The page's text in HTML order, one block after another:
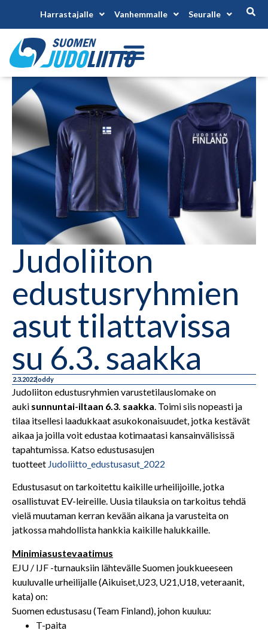
Harrastajalle Vanhemmalle Seuralle
Judoliiton
edustusryhmien
asut tilattavissa
su 6.3. saakka
2.3.2022oddy
Judoliiton edustusryhmien varustetilauslomake on
auki sunnuntai-iltaan 6.3. saakka. Toimi siis nopeasti ja
tilaa itsellesi laadukkaat asukokonaisuudet, jotka kestävät
aikaa ja joilla voit edustaa kotimaatasi kansainvälisissä
tapahtumissa. Katso edustusasujen
tuotteet Judoliitto_edustusasut_2022
Edustusasut on tarkoitettu kaikille urheilijoille, jotka
osallistuvat EV-leireille. Uusia tilauksia on tarkoitus tehdä
vielä muutaman kerran kevään aikana ja varusteita on
jatkossa mahdollista hankkia kaikille halukkaille.
Minimiasustevaatimus
EJU / IJF -turnauksiin lähtevälle Suomen joukkueeseen
kuuluvalle urheilijalle (Aikuiset,U23, U21,U18, veteraanit,
kata) on:
Suomen edustusasu (Team Finland), johon kuuluu:
T-paita